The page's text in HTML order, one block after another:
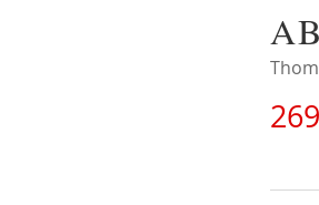
INTRESSERA DIG?